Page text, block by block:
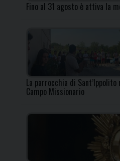
Fino al 31 agosto è attiva la
La parrocchia di
Campo Missionario